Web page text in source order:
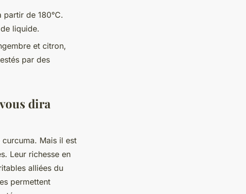
partir de 180°C.
liquide.
et citron,
par des
dira
Mais il est
Leur richesse en
alliées du
permettent